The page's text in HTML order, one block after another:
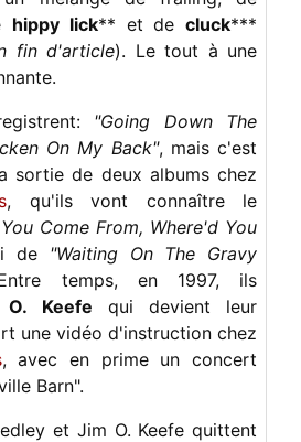
hippy lick** et decluck***
fin d'article). Le tout à une
"Going Down The
On My Back", mais c'est
sortie de deux albums chez
, qu'ils vont connaître le
Come From, Where'd You
de "Waiting On The Gravy
temps, en 1997, ils
Keefe qui devient leur
une vidéo d'instruction chez
, avec en prime un concert
Barn".
et Jim O. Keefe quittent